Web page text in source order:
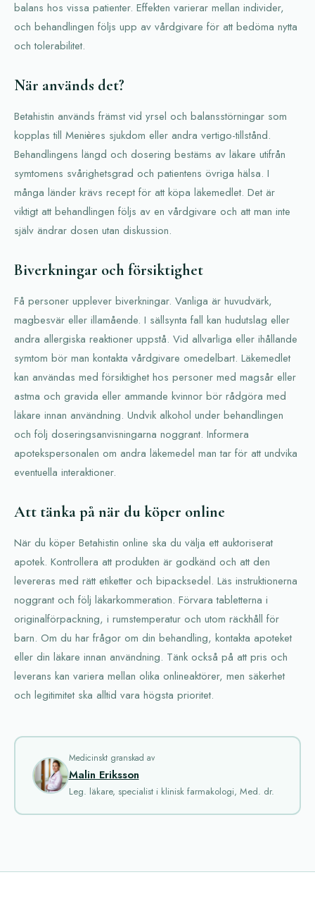
balans hos vissa patienter. Effekten varierar mellan individer,
och behandlingen följs upp av vårdgivare för att bedöma nytta
och tolerabilitet.
När används det?
Betahistin används främst vid yrsel och balansstörningar som
kopplas till Menières sjukdom eller andra vertigo-tillstånd.
Behandlingens längd och dosering bestäms av läkare utifrån
symtomens svårighetsgrad och patientens övriga hälsa. I
många länder krävs recept för att köpa läkemedlet. Det är
viktigt att behandlingen följs av en vårdgivare och att man inte
själv ändrar dosen utan diskussion.
Biverkningar och försiktighet
Få personer upplever biverkningar. Vanliga är huvudvärk,
magbesvär eller illamående. I sällsynta fall kan hudutslag eller
andra allergiska reaktioner uppstå. Vid allvarliga eller ihållande
symtom bör man kontakta vårdgivare omedelbart. Läkemedlet
kan användas med försiktighet hos personer med magsår eller
astma och gravida eller ammande kvinnor bör rådgöra med
läkare innan användning. Undvik alkohol under behandlingen
och följ doseringsanvisningarna noggrant. Informera
apotekspersonalen om andra läkemedel man tar för att undvika
eventuella interaktioner.
Att tänka på när du köper online
När du köper Betahistin online ska du välja ett auktoriserat
apotek. Kontrollera att produkten är godkänd och att den
levereras med rätt etiketter och bipacksedel. Läs instruktionerna
noggrant och följ läkarkommeration. Förvara tabletterna i
originalförpackning, i rumstemperatur och utom räckhåll för
barn. Om du har frågor om din behandling, kontakta apoteket
eller din läkare innan användning. Tänk också på att pris och
leverans kan variera mellan olika onlineaktörer, men säkerhet
och legitimitet ska alltid vara högsta prioritet.
Medicinskt granskad av
Malin Eriksson
Leg. läkare, specialist i klinisk farmakologi, Med. dr.